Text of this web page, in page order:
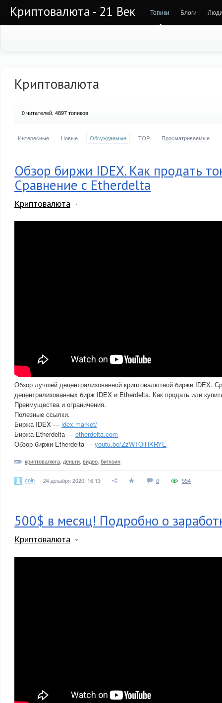
Криптовалюта - 21 Век Топики Блоги
Криптовалюта
0читателей, 4897 топиков
Интересные Новые Обсуждаемые TOP Просматриваемые
Обзор биржи IDEX. Как продать
Сравнение с Etherdelta
Криптовалюта
Обзор лучшей децентрализованной криптовалютной биржи IDEX.
децентрализованных бирж IDEX и Etherdelta. Как продать или
Преимущества и ограничения.
Полезные ссылки.
Биржа IDEX — idex.market/
Биржа Etherdelta — etherdelta.com
Обзор биржи Etherdelta — youtu.be/ZzWTOlHKRYE
криптовалюта деньги видео биткоин
coin 24 декабря 2020, 16:13 0 554
500$ в месяц! Подробно о
Криптовалюта